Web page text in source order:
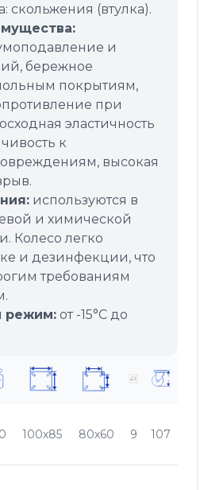
(втулка).
и
бережное
покрытиям,
при
эластичность
к
высокая
используются в
и химической
Колесо легко
и дезинфекции, что
требованиям
режим: от -15°C до
100х85 80х60 9 107